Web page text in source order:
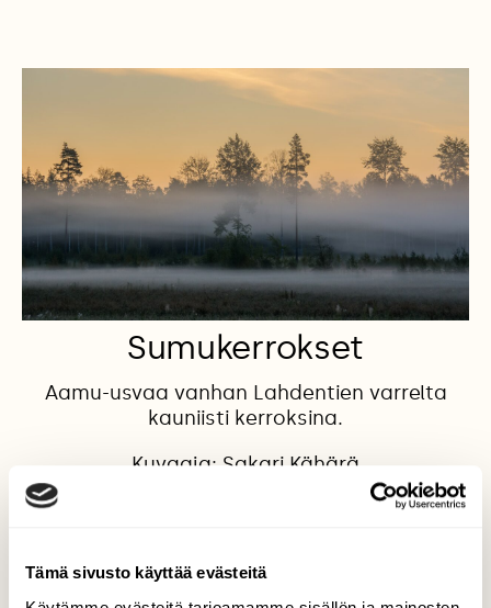
Tämä sivusto käyttää evästeitä
Sumukerrokset
Aamu-usvaa vanhan Lahdentien varrelta
kauniisti kerroksina.
Kuvaaja: Sakari Kähärä